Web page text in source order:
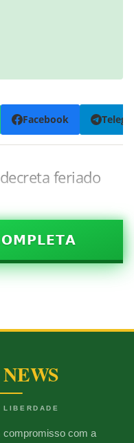
Facebook
feriado
NEWS
LIBERDADE
compromisso com a